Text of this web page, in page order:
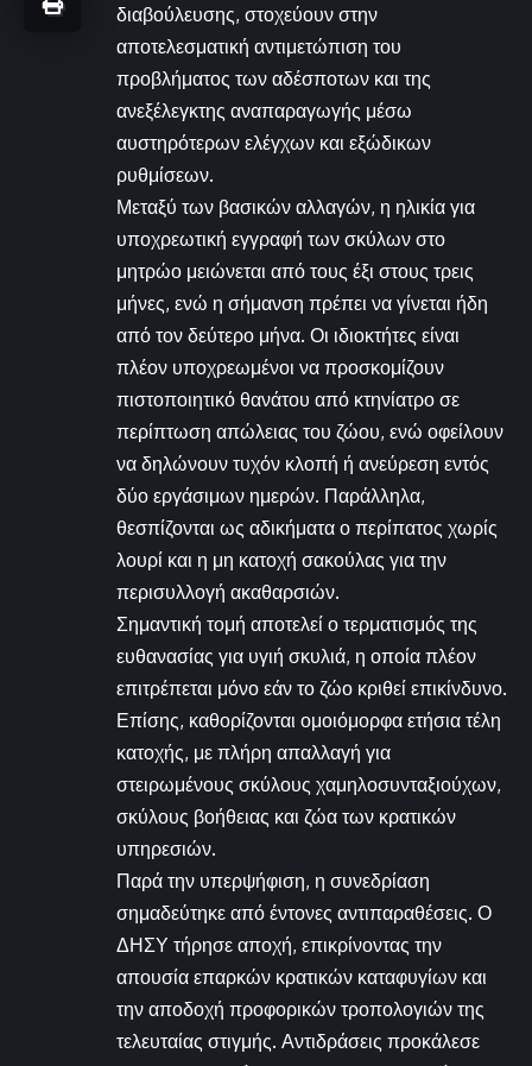
διαβούλευσης, στοχεύουν στην
αποτελεσματική αντιμετώπιση του
προβλήματος των αδέσποτων και της
ανεξέλεγκτης αναπαραγωγής μέσω
αυστηρότερων ελέγχων και εξώδικων
ρυθμίσεων.
Μεταξύ των βασικών αλλαγών, η ηλικία για
υποχρεωτική εγγραφή των σκύλων στο
μητρώο μειώνεται από τους έξι στους τρεις
μήνες, ενώ η σήμανση πρέπει να γίνεται ήδη
από τον δεύτερο μήνα. Οι ιδιοκτήτες είναι
πλέον υποχρεωμένοι να προσκομίζουν
πιστοποιητικό θανάτου από κτηνίατρο σε
περίπτωση απώλειας του ζώου, ενώ οφείλουν
να δηλώνουν τυχόν κλοπή ή ανεύρεση εντός
δύο εργάσιμων ημερών. Παράλληλα,
θεσπίζονται ως αδικήματα ο περίπατος χωρίς
λουρί και η μη κατοχή σακούλας για την
περισυλλογή ακαθαρσιών.
Σημαντική τομή αποτελεί ο τερματισμός της
ευθανασίας για υγιή σκυλιά, η οποία πλέον
επιτρέπεται μόνο εάν το ζώο κριθεί επικίνδυνο.
Επίσης, καθορίζονται ομοιόμορφα ετήσια τέλη
κατοχής, με πλήρη απαλλαγή για
στειρωμένους σκύλους χαμηλοσυνταξιούχων,
σκύλους βοήθειας και ζώα των κρατικών
υπηρεσιών.
Παρά την υπερψήφιση, η συνεδρίαση
σημαδεύτηκε από έντονες αντιπαραθέσεις. Ο
ΔΗΣΥ τήρησε αποχή, επικρίνοντας την
απουσία επαρκών κρατικών καταφυγίων και
την αποδοχή προφορικών τροπολογιών της
τελευταίας στιγμής. Αντιδράσεις προκάλεσε